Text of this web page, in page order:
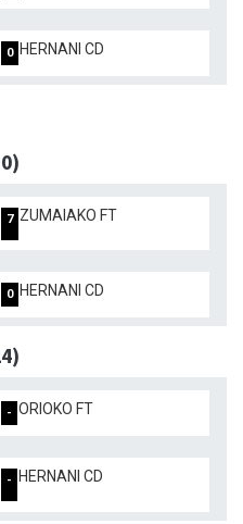
0 HERNANI CD
7 ZUMAIAKO FT
0 HERNANI CD
- ORIOKO FT
- HERNANI CD